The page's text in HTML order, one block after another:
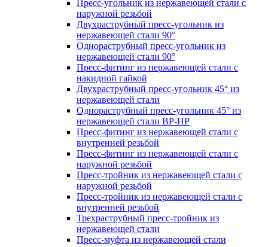
Пресс-угольник из нержавеющей стали с
наружной резьбой
Двухраструбный пресс-угольник из
нержавеющей стали 90°
Однораструбный пресс-угольник из
нержавеющей стали 90°
Пресс-фитинг из нержавеющей стали с
накидной гайкой
Двухраструбный пресс-угольник 45° из
нержавеющей стали
Однораструбный пресс-угольник 45° из
нержавеющей стали ВР-НР
Пресс-фитинг из нержавеющей стали с
внутренней резьбой
Пресс-фитинг из нержавеющей стали с
наружной резьбой
Пресс-тройник из нержавеющей стали с
наружной резьбой
Пресс-тройник из нержавеющей стали с
внутренней резьбой
Трехраструбный пресс-тройник из
нержавеющей стали
Пресс-муфта из нержавеющей стали